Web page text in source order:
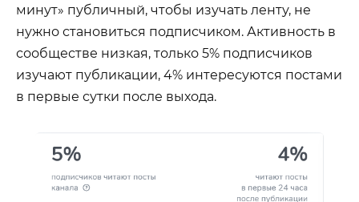
минут» публичный, чтобы изучать ленту, не
нужно становиться подписчиком. Активность в
сообществе низкая, только 5% подписчиков
изучают публикации, 4% интересуются постами
в первые сутки после выхода.